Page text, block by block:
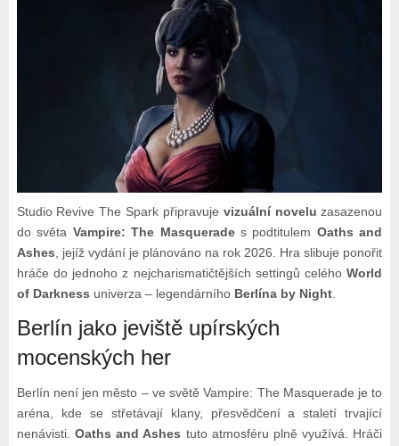
Studio Revive The Spark připravuje vizuální novelu zasazenou
do světa Vampire: The Masquerades podtitulem Oaths and
Ashes , jejíž vydání je plánováno na rok 2026. Hra slibuje ponořit
hráče do jednoho z nejcharismatičtějších settingů celéhoWorld
of Darkness univerza – legendárního Berlína by Night.
Berlín jako jeviště upírských
mocenských her
Berlín není jen město – ve světě Vampire: The Masquerade je to
aréna, kde se střetávají klany, přesvědčení a staletí trvající
nenávisti. Oaths and Ashes tuto atmosféru plně využívá. Hráči